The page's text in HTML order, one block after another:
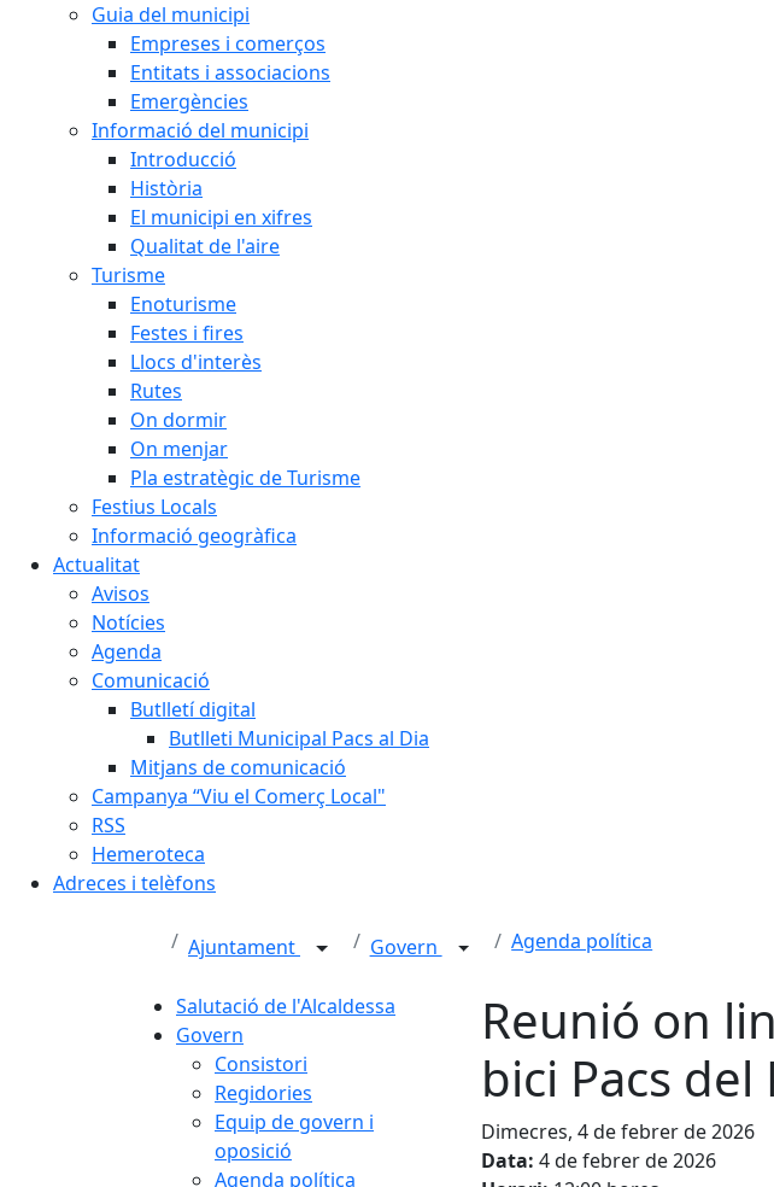
Guia del municipi
Empreses i comerços
Entitats i associacions
Emergències
Informació del municipi
Introducció
Història
El municipi en xifres
Qualitat de l'aire
Turisme
Enoturisme
Festes i fires
Llocs d'interès
Rutes
On dormir
On menjar
Pla estratègic de Turisme
Festius Locals
Informació geogràfica
Actualitat
Avisos
Notícies
Agenda
Comunicació
Butlletí digital
Butlleti Municipal Pacs al Dia
Mitjans de comunicació
Campanya “Viu el Comerç Local"
RSS
Hemeroteca
Adreces i telèfons
Ajuntament Govern Agenda política
Salutació de l'Alcaldessa
Govern
Consistori
Regidories
Equip de govern i
oposició
Agenda política
Reunió on
bici Pacs
Dimecres, 4 de febrer de 2026
Data: 4 de febrer de 2026